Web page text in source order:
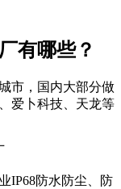
有哪些？
市，国内大部分做
爱卜科技、天龙等
IP68防水防尘、防